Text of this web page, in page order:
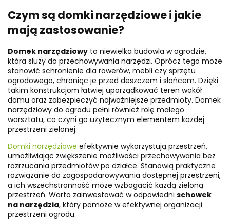
Czym są domki narzędziowe i jakie
mają zastosowanie?
Domek narzędziowy to niewielka budowla w ogrodzie,
która służy do przechowywania narzędzi. Oprócz tego może
stanowić schronienie dla rowerów, mebli czy sprzętu
ogrodowego, chroniąc je przed deszczem i słońcem. Dzięki
takim konstrukcjom łatwiej uporządkować teren wokół
domu oraz zabezpieczyć najważniejsze przedmioty. Domek
narzędziowy do ogrodu pełni również rolę małego
warsztatu, co czyni go użytecznym elementem każdej
przestrzeni zielonej.
Domki narzędziowe efektywnie wykorzystują przestrzeń,
umożliwiając zwiększenie możliwości przechowywania bez
rozrzucania przedmiotów po działce. Stanowią praktyczne
rozwiązanie do zagospodarowywania dostępnej przestrzeni,
a ich wszechstronność może wzbogacić każdą zieloną
przestrzeń. Warto zainwestować w odpowiedni schowek
na narzędzia, który pomoże w efektywnej organizacji
przestrzeni ogrodu.